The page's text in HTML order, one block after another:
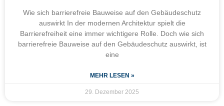
Wie sich barrierefreie Bauweise auf den Gebäudeschutz
auswirkt In der modernen Architektur spielt die
Barrierefreiheit eine immer wichtigere Rolle. Doch wie sich
barrierefreie Bauweise auf den Gebäudeschutz auswirkt, ist
eine
MEHR LESEN »
29. Dezember 2025